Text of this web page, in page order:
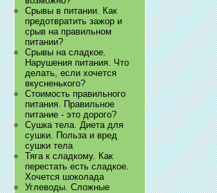
Срывы в питании. Как
предотвратить зажор и
срыв на правильном
питании?
Срывы на сладкое.
Нарушения питания. Что
делать, если хочется
вкусненького?
Стоимость правильного
питания. Правильное
питание - это дорого?
Сушка тела. Диета для
сушки. Польза и вред
сушки тела
Тяга к сладкому. Как
перестать есть сладкое.
Хочется шоколада
Углеводы. Сложные